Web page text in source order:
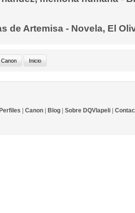
de Artemisa - Novela, El
Perfiles Canon Blog Sobre DQVlapeli